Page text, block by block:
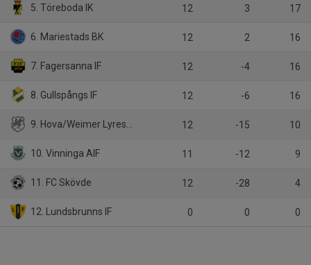
5. Töreboda IK 12 3 17
6. Mariestads BK 12 2 16
7. Fagersanna IF 12 -4 16
8. Gullspångs IF 12 -6 16
9. Hova/Weimer Lyrestad 12 -15 10
10. Vinninga AIF 11 -12 9
11. FC Skövde 12 -28 4
12. Lundsbrunns IF 0 0 0